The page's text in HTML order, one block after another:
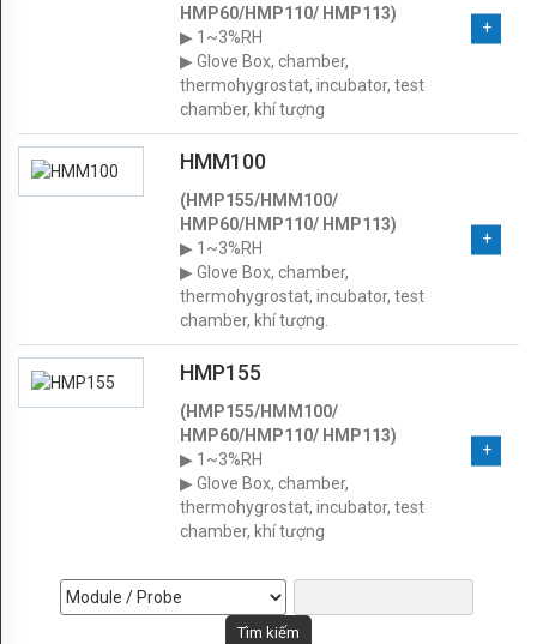
AGRICULTURE
HỆ
Contact
HMP60/HMP110/ HMP113)
▶ 1~3%RH
▶ Glove Box, chamber,
thermohygrostat, incubator, test
chamber, khí tượng
HMM100
(HMP155/HMM100/
HMP60/HMP110/ HMP113)
▶ 1~3%RH
▶ Glove Box, chamber,
thermohygrostat, incubator, test
chamber, khí tượng.
HMP155
(HMP155/HMM100/
HMP60/HMP110/ HMP113)
▶ 1~3%RH
▶ Glove Box, chamber,
thermohygrostat, incubator, test
chamber, khí tượng